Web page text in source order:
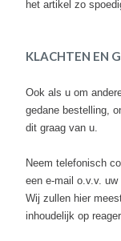
Onderbroeken
Kniebeschermers
Accessoires
het artikel zo
KLACHTEN EN
Ook als u om
gedane bestelling,
dit graag van u.
Neem telefonisch
een e-mail o.v.v.
Wij zullen hier
inhoudelijk op